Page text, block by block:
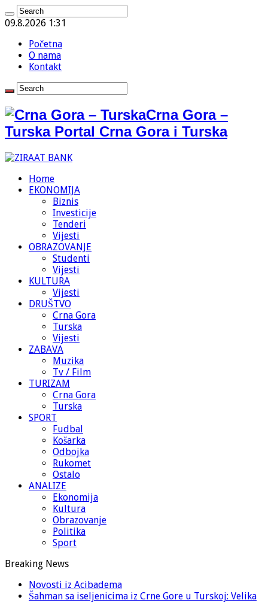
09.8.2026 1:31
Početna
O nama
Kontakt
Crna Gora –
Turska Portal Crna Gora i Turska
Home
EKONOMIJA
Biznis
Investicije
Tenderi
Vijesti
OBRAZOVANJE
Studenti
Vijesti
KULTURA
Vijesti
DRUŠTVO
Crna Gora
Turska
Vijesti
ZABAVA
Muzika
Tv / Film
TURIZAM
Crna Gora
Turska
SPORT
Fudbal
Košarka
Odbojka
Rukomet
Ostalo
ANALIZE
Ekonomija
Kultura
Obrazovanje
Politika
Sport
Breaking News
Novosti iz Acibadema
Šahman sa iseljenicima iz Crne Gore u Turskoj: Velika